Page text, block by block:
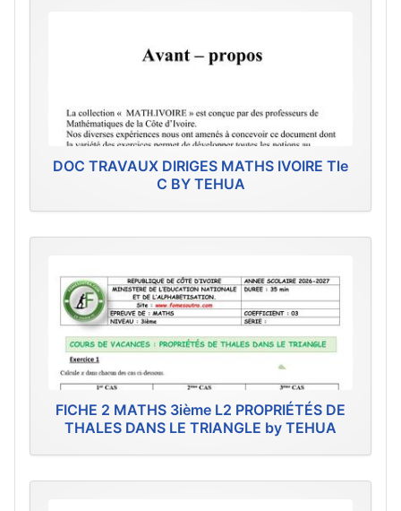
DOC TRAVAUX DIRIGES MATHS IVOIRE Tle
C BY TEHUA
FICHE 2 MATHS 3ième L2 PROPRIÉTÉS DE
THALES DANS LE TRIANGLE by TEHUA